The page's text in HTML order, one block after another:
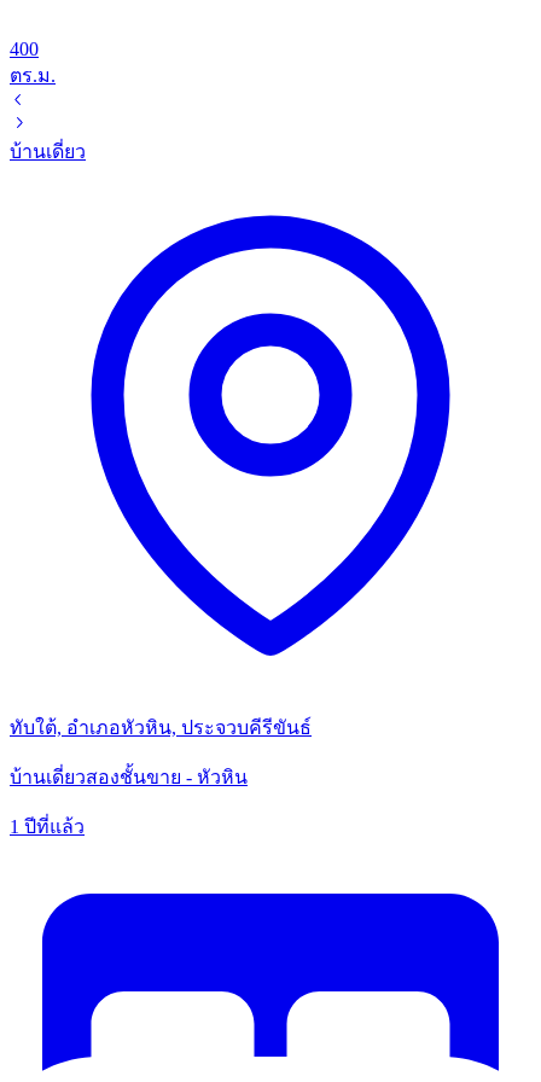
400
ตร.ม.
บ้านเดี่ยว
ทับใต้, อำเภอหัวหิน, ประจวบคีรีขันธ์
บ้านเดี่ยวสองชั้นขาย - หัวหิน
1 ปีที่แล้ว